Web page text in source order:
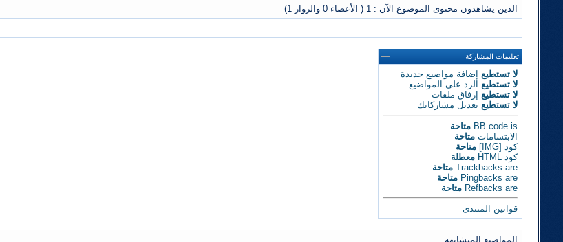
الذين يشاهدون محتوى الموضوع الآن : 1 ( الأعضاء 0 والزوار 1)
تعليمات المشاركة
لا تستطيعإضافة مواضيع جديدة
لا تستطيعالرد على المواضيع
لا تستطيعإرفاق ملفات
لا تستطيعتعديل مشاركاتك
BB code is
متاحة
الابتسامات متاحة
كود [IMG]
متاحة
كود HTML
معطلة
Trackbacks are
متاحة
Pingbacks are
متاحة
Refbacks are متاحة
قوانين المنتدى
المواضيع المتشابهه